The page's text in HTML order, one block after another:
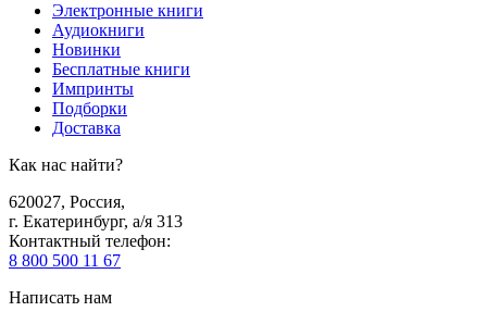
Электронные книги
Аудиокниги
Новинки
Бесплатные книги
Импринты
Подборки
Доставка
Как нас найти?
620027, Россия,
г. Екатеринбург, а/я 313
Контактный телефон:
8 800 500 11 67
Написать нам